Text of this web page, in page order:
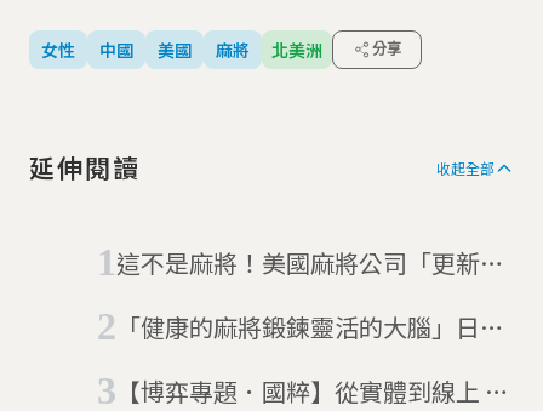
女性 中國 美國 麻將 北美洲 分享
延伸閱讀 收起全部
這不是麻將！美國麻將公司「更新」
「健康的麻將鍛鍊靈活的大腦」日本
【博弈專題．國粹】從實體到線上 追